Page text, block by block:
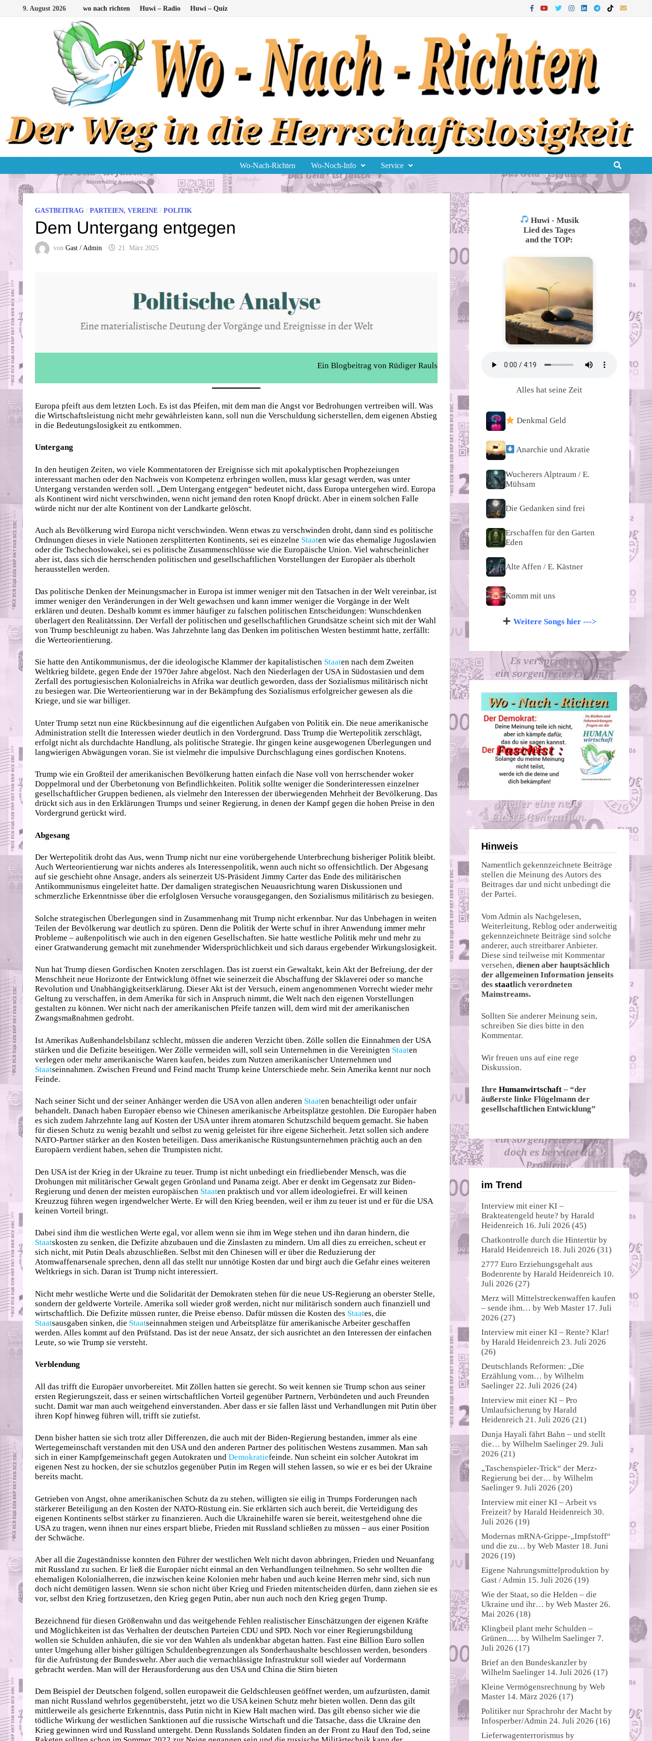
9. August 2026 wo nach richten Huwi – Radio Huwi – Quiz
Wo-Nach-Richten Wo-Noch-Info Service
GASTBEITRAG / PARTEIEN, VEREINE / POLITIK
Dem Untergang entgegen
von Gast / Admin 21. März 2025
Ein Blogbeitrag von Rüdiger Rauls
Europa pfeift aus dem letzten Loch. Es ist das Pfeifen, mit dem man die Angst vor Bedrohungen vertreiben will. Was
die Wirtschaftsleistung nicht mehr gewährleisten kann, soll nun die Verschuldung sicherstellen, dem eigenen Abstieg
in die Bedeutungslosigkeit zu entkommen.
Untergang
In den heutigen Zeiten, wo viele Kommentatoren der Ereignisse sich mit apokalyptischen Prophezeiungen
interessant machen oder den Nachweis von Kompetenz erbringen wollen, muss klar gesagt werden, was unter
Untergang verstanden werden soll. „Dem Untergang entgegen“ bedeutet nicht, dass Europa untergehen wird. Europa
als Kontinent wird nicht verschwinden, wenn nicht jemand den roten Knopf drückt. Aber in einem solchen Falle
würde nicht nur der alte Kontinent von der Landkarte gelöscht.
Auch als Bevölkerung wird Europa nicht verschwinden. Wenn etwas zu verschwinden droht, dann sind es politische
Ordnungen dieses in viele Nationen zersplitterten Kontinents, sei es einzelne Staaten wie das ehemalige Jugoslawien
oder die Tschechoslowakei, sei es politische Zusammenschlüsse wie die Europäische Union. Viel wahrscheinlicher
aber ist, dass sich die herrschenden politischen und gesellschaftlichen Vorstellungen der Europäer als überholt
herausstellen werden.
Das politische Denken der Meinungsmacher in Europa ist immer weniger mit den Tatsachen in der Welt vereinbar, ist
immer weniger den Veränderungen in der Welt gewachsen und kann immer weniger die Vorgänge in der Welt
erklären und deuten. Deshalb kommt es immer häufiger zu falschen politischen Entscheidungen: Wunschdenken
überlagert den Realitätssinn. Der Verfall der politischen und gesellschaftlichen Grundsätze scheint sich mit der Wahl
von Trump beschleunigt zu haben. Was Jahrzehnte lang das Denken im politischen Westen bestimmt hatte, zerfällt:
die Werteorientierung.
Sie hatte den Antikommunismus, der die ideologische Klammer der kapitalistischen Staaten nach dem Zweiten
Weltkrieg bildete, gegen Ende der 1970er Jahre abgelöst. Nach den Niederlagen der USA in Südostasien und dem
Zerfall des portugiesischen Kolonialreichs in Afrika war deutlich geworden, dass der Sozialismus militärisch nicht
zu besiegen war. Die Werteorientierung war in der Bekämpfung des Sozialismus erfolgreicher gewesen als die
Kriege, und sie war billiger.
Unter Trump setzt nun eine Rückbesinnung auf die eigentlichen Aufgaben von Politik ein. Die neue amerikanische
Administration stellt die Interessen wieder deutlich in den Vordergrund. Dass Trump die Wertepolitik zerschlägt,
erfolgt nicht als durchdachte Handlung, als politische Strategie. Ihr gingen keine ausgewogenen Überlegungen und
langwierigen Abwägungen voran. Sie ist vielmehr die impulsive Durchschlagung eines gordischen Knotens.
Trump wie ein Großteil der amerikanischen Bevölkerung hatten einfach die Nase voll von herrschender woker
Doppelmoral und der Überbetonung von Befindlichkeiten. Politik sollte weniger die Sonderinteressen einzelner
gesellschaftlicher Gruppen bedienen, als vielmehr den Interessen der überwiegenden Mehrheit der Bevölkerung. Das
drückt sich aus in den Erklärungen Trumps und seiner Regierung, in denen der Kampf gegen die hohen Preise in den
Vordergrund gerückt wird.
Abgesang
Der Wertepolitik droht das Aus, wenn Trump nicht nur eine vorübergehende Unterbrechung bisheriger Politik bleibt.
Auch Werteorientierung war nichts anderes als Interessenpolitik, wenn auch nicht so offensichtlich. Der Abgesang
auf sie geschieht ohne Ansage, anders als seinerzeit US-Präsident Jimmy Carter das Ende des militärischen
Antikommunismus eingeleitet hatte. Der damaligen strategischen Neuausrichtung waren Diskussionen und
schmerzliche Erkenntnisse über die erfolglosen Versuche vorausgegangen, den Sozialismus militärisch zu besiegen.
Solche strategischen Überlegungen sind in Zusammenhang mit Trump nicht erkennbar. Nur das Unbehagen in weiten
Teilen der Bevölkerung war deutlich zu spüren. Denn die Politik der Werte schuf in ihrer Anwendung immer mehr
Probleme – außenpolitisch wie auch in den eigenen Gesellschaften. Sie hatte westliche Politik mehr und mehr zu
einer Gratwanderung gemacht mit zunehmender Widersprüchlichkeit und sich daraus ergebender Wirkungslosigkeit.
Nun hat Trump diesen Gordischen Knoten zerschlagen. Das ist zuerst ein Gewaltakt, kein Akt der Befreiung, der der
Menschheit neue Horizonte der Entwicklung öffnet wie seinerzeit die Abschaffung der Sklaverei oder so manche
Revolution und Unabhängigkeitserklärung. Dieser Akt ist der Versuch, einem angenommenen Vorrecht wieder mehr
Geltung zu verschaffen, in dem Amerika für sich in Anspruch nimmt, die Welt nach den eigenen Vorstellungen
gestalten zu können. Wer nicht nach der amerikanischen Pfeife tanzen will, dem wird mit der amerikanischen
Zwangsmaßnahmen gedroht.
Ist Amerikas Außenhandelsbilanz schlecht, müssen die anderen Verzicht üben. Zölle sollen die Einnahmen der USA
stärken und die Defizite beseitigen. Wer Zölle vermeiden will, soll sein Unternehmen in die Vereinigten Staaten
verlegen oder mehr amerikanische Waren kaufen, beides zum Nutzen amerikanischer Unternehmen und
Staatseinnahmen. Zwischen Freund und Feind macht Trump keine Unterschiede mehr. Sein Amerika kennt nur noch
Feinde.
Nach seiner Sicht und der seiner Anhänger werden die USA von allen anderen Staaten benachteiligt oder unfair
behandelt. Danach haben Europäer ebenso wie Chinesen amerikanische Arbeitsplätze gestohlen. Die Europäer haben
es sich zudem Jahrzehnte lang auf Kosten der USA unter ihrem atomaren Schutzschild bequem gemacht. Sie haben
für diesen Schutz zu wenig bezahlt und selbst zu wenig geleistet für ihre eigene Sicherheit. Jetzt sollen sich andere
NATO-Partner stärker an den Kosten beteiligen. Dass amerikanische Rüstungsunternehmen prächtig auch an den
Europäern verdient haben, sehen die Trumpisten nicht.
Den USA ist der Krieg in der Ukraine zu teuer. Trump ist nicht unbedingt ein friedliebender Mensch, was die
Drohungen mit militärischer Gewalt gegen Grönland und Panama zeigt. Aber er denkt im Gegensatz zur Biden-
Regierung und denen der meisten europäischen Staaten praktisch und vor allem ideologiefrei. Er will keinen
Kreuzzug führen wegen irgendwelcher Werte. Er will den Krieg beenden, weil er ihm zu teuer ist und er für die USA
keinen Vorteil bringt.
Dabei sind ihm die westlichen Werte egal, vor allem wenn sie ihm im Wege stehen und ihn daran hindern, die
Staatskosten zu senken, die Defizite abzubauen und die Zinslasten zu mindern. Um all dies zu erreichen, scheut er
sich nicht, mit Putin Deals abzuschließen. Selbst mit den Chinesen will er über die Reduzierung der
Atomwaffenarsenale sprechen, denn all das stellt nur unnötige Kosten dar und birgt auch die Gefahr eines weiteren
Weltkriegs in sich. Daran ist Trump nicht interessiert.
Nicht mehr westliche Werte und die Solidarität der Demokraten stehen für die neue US-Regierung an oberster Stelle,
sondern der geldwerte Vorteile. Amerika soll wieder groß werden, nicht nur militärisch sondern auch finanziell und
wirtschaftlich. Die Defizite müssen runter, die Preise ebenso. Dafür müssen die Kosten des Staates, die
Staatsausgaben sinken, die Staatseinnahmen steigen und Arbeitsplätze für amerikanische Arbeiter geschaffen
werden. Alles kommt auf den Prüfstand. Das ist der neue Ansatz, der sich ausrichtet an den Interessen der einfachen
Leute, so wie Trump sie versteht.
Verblendung
All das trifft die Europäer unvorbereitet. Mit Zöllen hatten sie gerecht. So weit kennen sie Trump schon aus seiner
ersten Regierungszeit, dass er seinen wirtschaftlichen Vorteil gegenüber Partnern, Verbündeten und auch Freunden
sucht. Damit war man auch weitgehend einverstanden. Aber dass er sie fallen lässt und Verhandlungen mit Putin über
ihren Kopf hinweg führen will, trifft sie zutiefst.
Denn bisher hatten sie sich trotz aller Differenzen, die auch mit der Biden-Regierung bestanden, immer als eine
Wertegemeinschaft verstanden mit den USA und den anderen Partner des politischen Westens zusammen. Man sah
sich in einer Kampfgemeinschaft gegen Autokraten und Demokratiefeinde. Nun scheint ein solcher Autokrat im
eigenen Nest zu hocken, der sie schutzlos gegenüber Putin im Regen will stehen lassen, so wie er es bei der Ukraine
bereits macht.
Getrieben von Angst, ohne amerikanischen Schutz da zu stehen, willigten sie eilig in Trumps Forderungen nach
stärkerer Beteiligung an den Kosten der NATO-Rüstung ein. Sie erklärten sich auch bereit, die Verteidigung des
eigenen Kontinents selbst stärker zu finanzieren. Auch die Ukrainehilfe waren sie bereit, weitestgehend ohne die
USA zu tragen, wenn ihnen nur eines erspart bliebe, Frieden mit Russland schließen zu müssen – aus einer Position
der Schwäche.
Aber all die Zugeständnisse konnten den Führer der westlichen Welt nicht davon abbringen, Frieden und Neuanfang
mit Russland zu suchen. Er ließ die Europäer nicht einmal an den Verhandlungen teilnehmen. So sehr wollten die
ehemaligen Kolonialherren, die inzwischen keine Kolonien mehr haben und auch keine Herren mehr sind, sich nun
doch nicht demütigen lassen. Wenn sie schon nicht über Krieg und Frieden mitentscheiden dürfen, dann ziehen sie es
vor, selbst den Krieg fortzusetzen, den Krieg gegen Putin, aber nun auch noch den Krieg gegen Trump.
Bezeichnend für diesen Größenwahn und das weitgehende Fehlen realistischer Einschätzungen der eigenen Kräfte
und Möglichkeiten ist das Verhalten der deutschen Parteien CDU und SPD. Noch vor einer Regierungsbildung
wollen sie Schulden anhäufen, die sie vor den Wahlen als undenkbar abgetan hatten. Fast eine Billion Euro sollen
unter Umgehung aller bisher gültigen Schuldenbegrenzungen als Sonderhaushalte beschlossen werden, besonders
für die Aufrüstung der Bundeswehr. Aber auch die vernachlässigte Infrastruktur soll wieder auf Vordermann
gebracht werden. Man will der Herausforderung aus den USA und China die Stirn bieten
Dem Beispiel der Deutschen folgend, sollen europaweit die Geldschleusen geöffnet werden, um aufzurüsten, damit
man nicht Russland wehrlos gegenübersteht, jetzt wo die USA keinen Schutz mehr bieten wollen. Denn das gilt
mittlerweile als gesicherte Erkenntnis, dass Putin nicht in Kiew Halt machen wird. Das gilt ebenso sicher wie die
tödliche Wirkung der westlichen Sanktionen auf die russische Wirtschaft und die Tatsache, dass die Ukraine den
Krieg gewinnen wird und Russland untergeht. Denn Russlands Soldaten finden an der Front zu Hauf den Tod, seine
Huwi - Musik
Lied des Tages
and the TOP:
Alles hat seine Zeit
Denkmal Geld
Anarchie und Akratie
Wucherers Alptraum / E.
Mühsam
Die Gedanken sind frei
Erschaffen für den Garten
Eden
Alte Affen / E. Kästner
Komm mit uns
Weitere Songs hier --->
Hinweis
Namentlich gekennzeichnete Beiträge
stellen die Meinung des Autors des
Beitrages dar und nicht unbedingt die
der Partei.
Vom Admin als Nachgelesen,
Weiterleitung, Reblog oder anderweitig
gekennzeichnete Beiträge sind solche
anderer, auch streitbarer Anbieter.
Diese sind teilweise mit Kommentar
versehen, dienen aber hauptsächlich
der allgemeinen Information jenseits
des staatlich verordneten
Mainstreams.
Sollten Sie anderer Meinung sein,
schreiben Sie dies bitte in den
Kommentar.
Wir freuen uns auf eine rege
Diskussion.
Ihre Humanwirtschaft – “der
äußerste linke Flügelmann der
gesellschaftlichen Entwicklung”
im Trend
Interview mit einer KI –
Brakteatengeld heute? by Harald
Heidenreich 16. Juli 2026 (45)
Chatkontrolle durch die Hintertür by
Harald Heidenreich 18. Juli 2026 (31)
2777 Euro Erziehungsgehalt aus
Bodenrente by Harald Heidenreich 10.
Juli 2026 (27)
Merz will Mittelstreckenwaffen kaufen
– sende ihm… by Web Master 17. Juli
2026 (27)
Interview mit einer KI – Rente? Klar!
by Harald Heidenreich 23. Juli 2026
(26)
Deutschlands Reformen: „Die
Erzählung vom… by Wilhelm
Saelinger 22. Juli 2026 (24)
Interview mit einer KI – Pro
Umlaufsicherung by Harald
Heidenreich 21. Juli 2026 (21)
Dunja Hayali fährt Bahn – und stellt
die… by Wilhelm Saelinger 29. Juli
2026 (21)
„Taschenspieler-Trick“ der Merz-
Regierung bei der… by Wilhelm
Saelinger 9. Juli 2026 (20)
Interview mit einer KI – Arbeit vs
Freizeit? by Harald Heidenreich 30.
Juli 2026 (19)
Modernas mRNA-Grippe-„Impfstoff“
und die zu… by Web Master 18. Juni
2026 (19)
Eigene Nahrungsmittelproduktion by
Gast / Admin 15. Juli 2026 (19)
Wie der Staat, so die Helden – die
Ukraine und ihr… by Web Master 26.
Mai 2026 (18)
Klingbeil plant mehr Schulden –
Grünen..… by Wilhelm Saelinger 7.
Juli 2026 (17)
Brief an den Bundeskanzler by
Wilhelm Saelinger 14. Juli 2026 (17)
Kleine Vermögensrechnung by Web
Master 14. März 2026 (17)
Politiker nur Sprachrohr der Macht by
Infosperber/Admin 24. Juli 2026 (16)
Lieferwagenterrorismus by